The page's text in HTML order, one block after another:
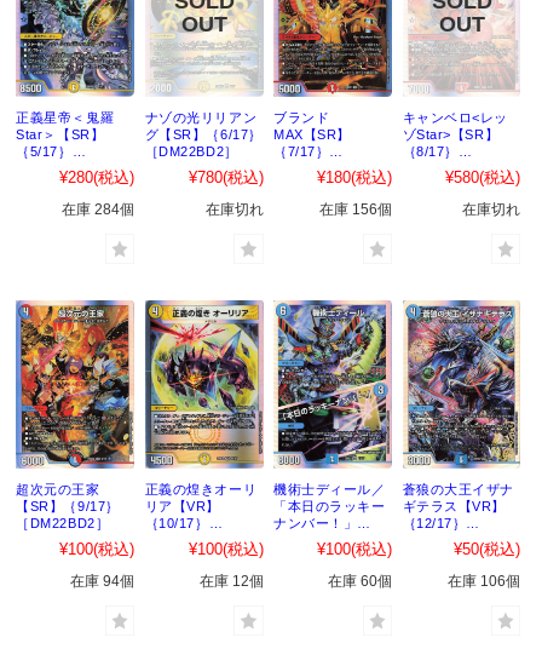
正義星帝＜鬼羅
Star＞【SR】
｛5/17｝
［DM22BD2］
¥280(税込)
在庫 284個
ナゾの光リリアン
グ【SR】｛6/17｝
［DM22BD2］
¥780(税込)
在庫切れ
ブランド
MAX【SR】
｛7/17｝
［DM22BD2］
¥180(税込)
在庫 156個
キャンベロ<レッ
ゾStar>【SR】
｛8/17｝
［DM22BD2］
¥580(税込)
在庫切れ
超次元の王家
【SR】｛9/17｝
［DM22BD2］
¥100(税込)
在庫 94個
正義の煌きオーリ
リア【VR】
｛10/17｝
［DM22BD2］
¥100(税込)
在庫 12個
機術士ディール／
「本日のラッキー
ナンバー！」
【VR】｛11/17｝
［DM22BD2］
¥100(税込)
在庫 60個
蒼狼の大王イザナ
ギテラス【VR】
｛12/17｝
［DM22BD2］
¥50(税込)
在庫 106個